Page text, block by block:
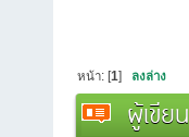
หน้า: [1] ลงล่าง
ผู้เขียน